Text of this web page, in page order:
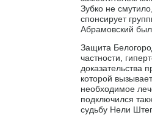
Зубко не
спонсирует
Абрамовский был
Защита
частности,
доказательства
которой
необходимое
подключился
судьбу Нели